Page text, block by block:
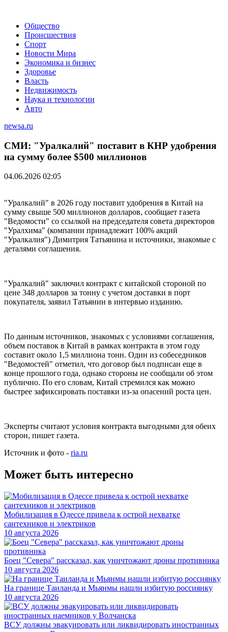
Общество
Происшествия
Спорт
Новости Мира
Экономика и бизнес
Здоровье
Власть
Недвижимость
Наука и технологии
Авто
newsa.ru
СМИ: "Уралкалий" поставит в КНР удобрения
на сумму более $500 миллионов
04.06.2026 02:05
"Уралкалий" в 2026 году поставит удобрения в Китай на
сумму свыше 500 миллионов долларов, сообщает газета
"Ведомости" со ссылкой на председателя совета директоров
"Уралхима" (компании принадлежит 100% акций
"Уралкалия") Димитрия Татьянина и источники, знакомые с
деталями соглашения.
"Уралкалий" заключил контракт с китайской стороной по
цене 348 долларов за тонну с учетом доставки в порт
покупателя, заявил Татьянин в интервью изданию.
По данным источников, знакомых с условиями соглашения,
объем поставок в Китай в рамках контракта в этом году
составит около 1,5 миллиона тонн. Один из собеседников
"Ведомостей" отметил, что договор был подписан еще в
конце прошлого года, однако стороны не сообщали об этом
публично. По его словам, Китай стремился как можно
быстрее зафиксировать поставки из-за опасений роста цен.
Эксперты считают условия контракта выгодными для обеих
сторон, пишет газета.
Источник и фото - ria.ru
Может быть интересно
Мобилизация в Одессе привела к острой нехватке
сантехников и электриков
10 августа 2026
Боец "Севера" рассказал, как уничтожают дроны противника
10 августа 2026
На границе Таиланда и Мьянмы нашли избитую россиянку
10 августа 2026
ВСУ должны эвакуировать или ликвидировать иностранных